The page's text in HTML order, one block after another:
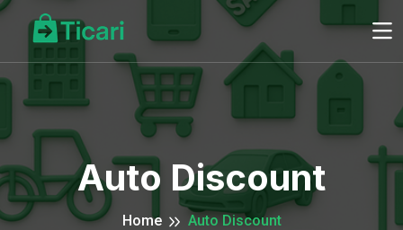
Auto Discount
Home Auto Discount